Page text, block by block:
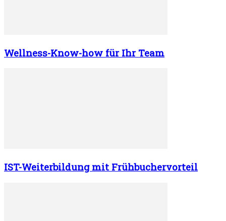
Wellness-Know-how für Ihr Team
IST-Weiterbildung mit Frühbuchervorteil